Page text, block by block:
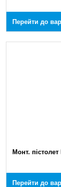
Перейти до
Монт.
Перейти до